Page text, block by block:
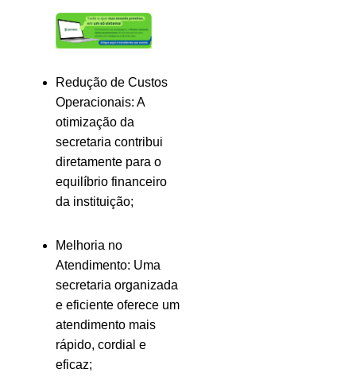
Redução de Custos
Operacionais: A
otimização da
secretaria contribui
diretamente para o
equilíbrio financeiro
da instituição;
Melhoria no
Atendimento: Uma
secretaria organizada
e eficiente oferece um
atendimento mais
rápido, cordial e
eficaz;